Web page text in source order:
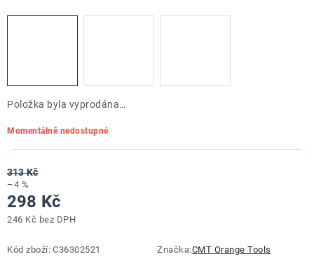
Položka byla vyprodána…
Momentálně nedostupné
313 Kč
–4 %
298 Kč
246 Kč bez DPH
Kód zboží: C36302521 Značka:CMT Orange Tools